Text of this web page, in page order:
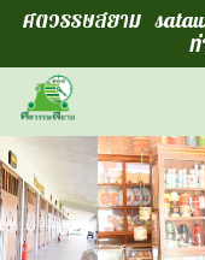
ศตวรรษสยาม